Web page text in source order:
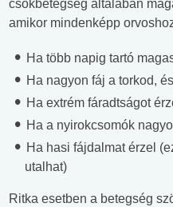
csókbetegség általában
amikor mindenképp
Ha több napig tartó
Ha nagyon fáj a torkod,
Ha extrém fáradtságot
Ha a nyirokcsomók
Ha hasi fájdalmat érzel
utalhat)
Ritka esetben a betegség